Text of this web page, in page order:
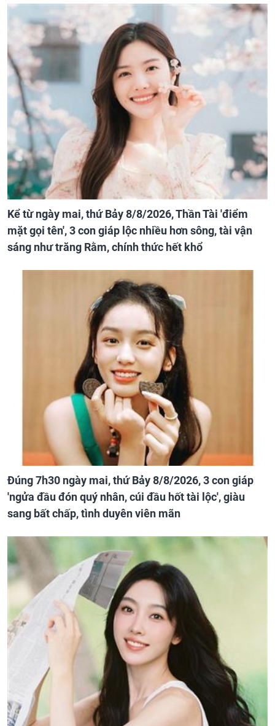
Kể từ ngày mai, thứ Bảy 8/8/2026, Thần Tài 'điểm
mặt gọi tên', 3 con giáp lộc nhiều hơn sông, tài vận
sáng như trăng Rằm, chính thức hết khổ
Đúng 7h30 ngày mai, thứ Bảy 8/8/2026, 3 con giáp
'ngửa đầu đón quý nhân, cúi đầu hốt tài lộc', giàu
sang bất chấp, tình duyên viên mãn